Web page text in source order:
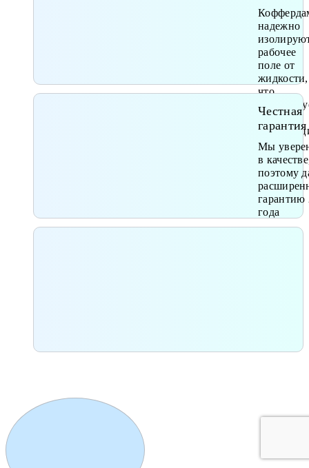
надежно
рабочее
поле от
жидкости,
что
качество
Честная
гарантия
Мы
в
поэтому
гарантию
года